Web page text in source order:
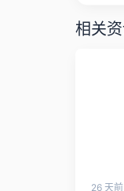
相关
26 天前